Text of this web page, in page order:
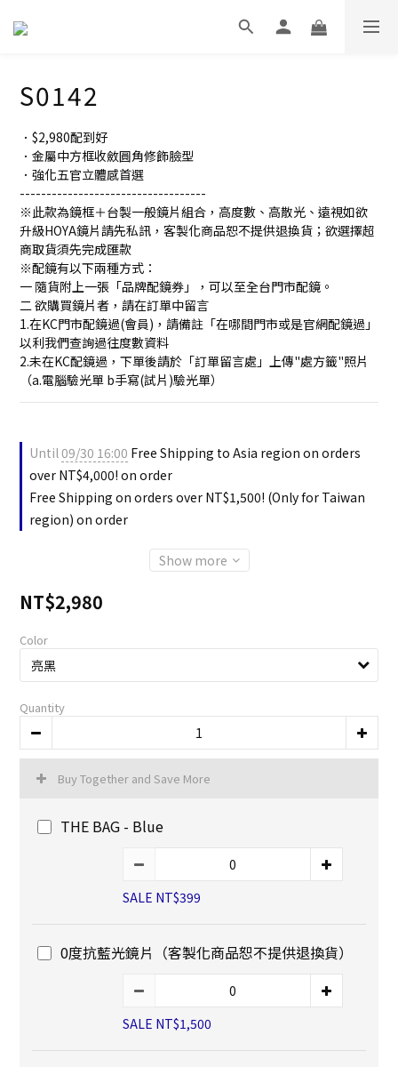
S0142
．$2,980配到好
．金屬中方框收斂圓角修飾臉型
．強化五官立體感首選
-----------------------------------
※此款為鏡框＋台製一般鏡片組合，高度數、高散光、遠視如欲
升級HOYA鏡片請先私訊，客製化商品恕不提供退換貨；欲選擇超
商取貨須先完成匯款
※配鏡有以下兩種方式：
一 隨貨附上一張「品牌配鏡券」，可以至全台門市配鏡。
二 欲購買鏡片者，請在訂單中留言
1.在KC門市配鏡過(會員)，請備註「在哪間門市或是官網配鏡過」
以利我們查詢過往度數資料
2.未在KC配鏡過，下單後請於「訂單留言處」上傳"處方籤"照片
（a.電腦驗光單 b手寫(試片)驗光單）
Until09/30 16:00 Free Shipping to Asia region on orders
over NT$4,000! on order
Free Shipping on orders over NT$1,500! (Only for Taiwan
region) on order
Show more
NT$2,980
Color
Quantity
Buy Together and Save More
THE BAG - Blue
SALE NT$399
0度抗藍光鏡片（客製化商品恕不提供退換貨）
SALE NT$1,500